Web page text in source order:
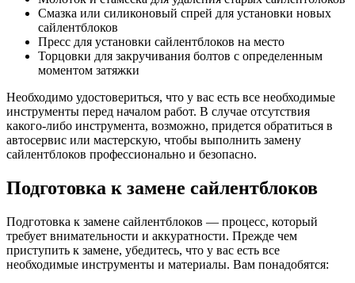
Смазка или силиконовый спрей для установки новых
сайлентблоков
Пресс для установки сайлентблоков на место
Торцовки для закручивания болтов с определенным
моментом затяжки
Необходимо удостовериться, что у вас есть все необходимые
инструменты перед началом работ. В случае отсутствия
какого-либо инструмента, возможно, придется обратиться в
автосервис или мастерскую, чтобы выполнить замену
сайлентблоков профессионально и безопасно.
Подготовка к замене сайлентблоков
Подготовка к замене сайлентблоков — процесс, который
требует внимательности и аккуратности. Прежде чем
приступить к замене, убедитесь, что у вас есть все
необходимые инструменты и материалы. Вам понадобятся: